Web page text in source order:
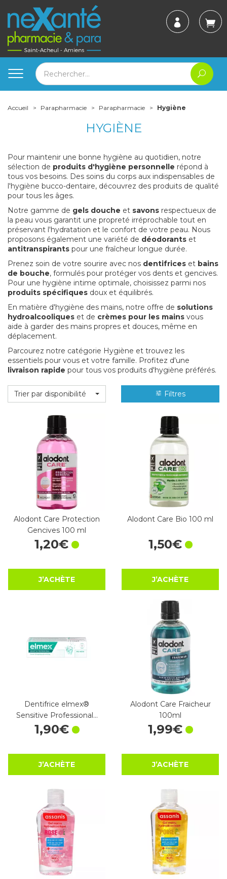
Accueil Parapharmacie Parapharmacie Hygiène
HYGIÈNE
Pour maintenir une bonne hygiène au quotidien, notre
sélection de produits d'hygiène personnelle répond à
tous vos besoins. Des soins du corps aux indispensables de
l'hygiène bucco-dentaire, découvrez des produits de qualité
pour tous les âges.
Notre gamme de gels douche et savons respectueux de
la peau vous garantit une propreté irréprochable tout en
préservant l'hydratation et le confort de votre peau. Nous
proposons également une variété de déodorants et
antitranspirants pour une fraîcheur longue durée.
Prenez soin de votre sourire avec nos dentifrices et bains
de bouche, formulés pour protéger vos dents et gencives.
Pour une hygiène intime optimale, choisissez parmi nos
produits spécifiques doux et équilibrés.
En matière d'hygiène des mains, notre offre de solutions
hydroalcooliques et de crèmes pour les mains vous
aide à garder des mains propres et douces, même en
déplacement.
Parcourez notre catégorie Hygiène et trouvez les
essentiels pour vous et votre famille. Profitez d'une
livraison rapide pour tous vos produits d'hygiène préférés.
Trier par disponibilité Filtres
Alodont Care Protection
Gencives 100 ml
1,20€
J’ACHÈTE
Alodont Care Bio 100 ml
1,50€
J’ACHÈTE
Dentifrice elmex®
Sensitive Professional…
1,90€
J’ACHÈTE
Alodont Care Fraicheur
100ml
1,99€
J’ACHÈTE